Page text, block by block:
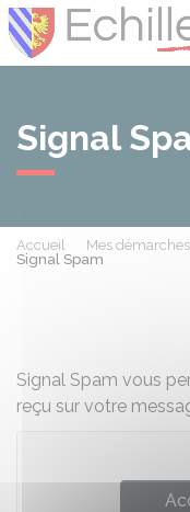
Signal
Accueil Mes démarches
Signal Spam
Signal Spam vous
reçu sur votre